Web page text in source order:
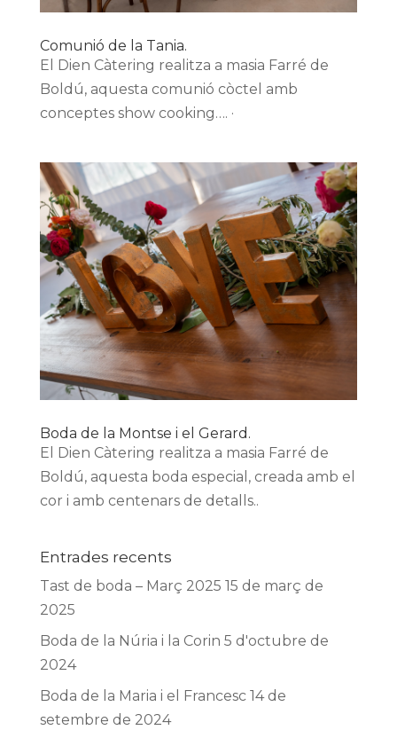
Comunió de la Tania.
El Dien Càtering realitza a masia Farré de
Boldú, aquesta comunió còctel amb
conceptes show cooking…. ·
Boda de la Montse i el Gerard.
El Dien Càtering realitza a masia Farré de
Boldú, aquesta boda especial, creada amb el
cor i amb centenars de detalls..
Entrades recents
Tast de boda – Març 2025 15 de març de
2025
Boda de la Núria i la Corin 5 d'octubre de
2024
Boda de la Maria i el Francesc 14 de
setembre de 2024